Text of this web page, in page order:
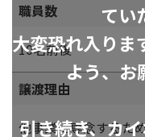
てい
大変恐れ入りま
よう、お
引き続き、カ
職員数
10名前後
譲渡理由
他事業に専念するた